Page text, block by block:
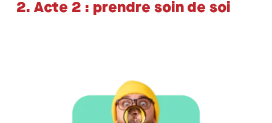
2. Acte 2 : prendre soin de soi